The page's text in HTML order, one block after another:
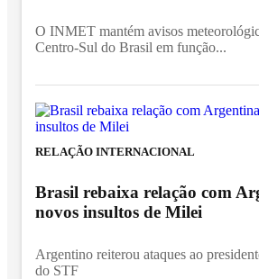
O INMET mantém avisos
Centro-Sul do Brasil em função...
RELAÇÃO INTERNACIONAL
Brasil rebaixa relação com
novos insultos de Milei
Argentino reiterou ataques ao
do STF